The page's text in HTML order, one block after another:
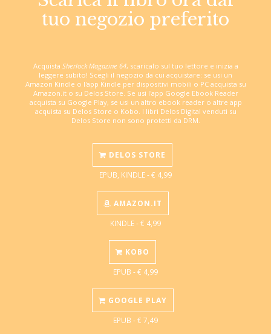
tuo negozio preferito
Acquista Sherlock Magazine 64, scaricalo sul tuo lettore e inizia a
leggere subito! Scegli il negozio da cui acquistare: se usi un
Amazon Kindle o l'app Kindle per dispositivi mobili o PC acquista su
Amazon.it o su Delos Store. Se usi l'app Google Ebook Reader
acquista su Google Play, se usi un altro ebook reader o altre app
acquista su Delos Store o Kobo. I libri Delos Digital venduti su
Delos Store non sono protetti da DRM.
DELOS STORE
EPUB, KINDLE - € 4,99
AMAZON.IT
KINDLE - € 4,99
KOBO
EPUB - € 4,99
GOOGLE PLAY
EPUB - € 7,49